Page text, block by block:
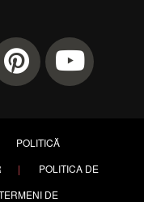
POLITICĂ
|
POLITICA DE
DE